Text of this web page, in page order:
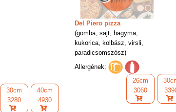
30cm
3280
40cm
4930
Del Piero pizza
(gomba, sajt, hagyma,
kukorica, kolbász, virsli,
paradicsomszósz)
Allergének:
26cm
3060